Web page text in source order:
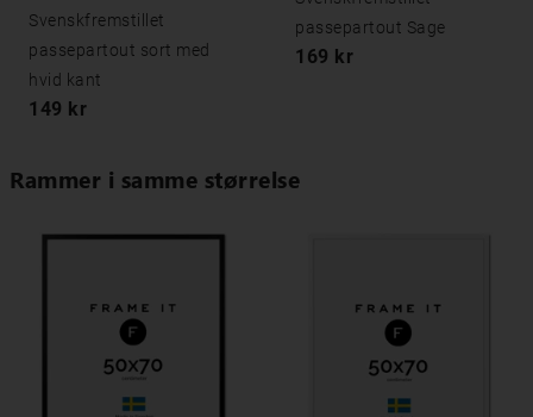
Svenskfremstillet
passepartout sort med
hvid kant
149 kr
passepartout Sage
169 kr
Rammer i samme størrelse